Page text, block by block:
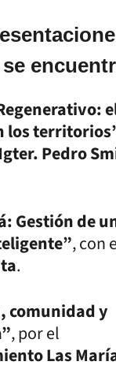
los
Pedro
Gestión de
, con
.
comunidad y
, por el
Las